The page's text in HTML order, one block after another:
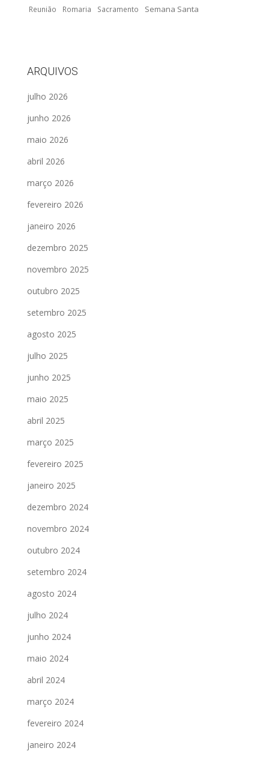
Reunião Romaria Sacramento Semana Santa
ARQUIVOS
julho 2026
junho 2026
maio 2026
abril 2026
março 2026
fevereiro 2026
janeiro 2026
dezembro 2025
novembro 2025
outubro 2025
setembro 2025
agosto 2025
julho 2025
junho 2025
maio 2025
abril 2025
março 2025
fevereiro 2025
janeiro 2025
dezembro 2024
novembro 2024
outubro 2024
setembro 2024
agosto 2024
julho 2024
junho 2024
maio 2024
abril 2024
março 2024
fevereiro 2024
janeiro 2024